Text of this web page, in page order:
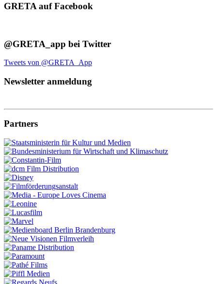
GRETA auf Facebook
@GRETA_app bei Twitter
Tweets von @GRETA_App
Newsletter anmeldung
Partners